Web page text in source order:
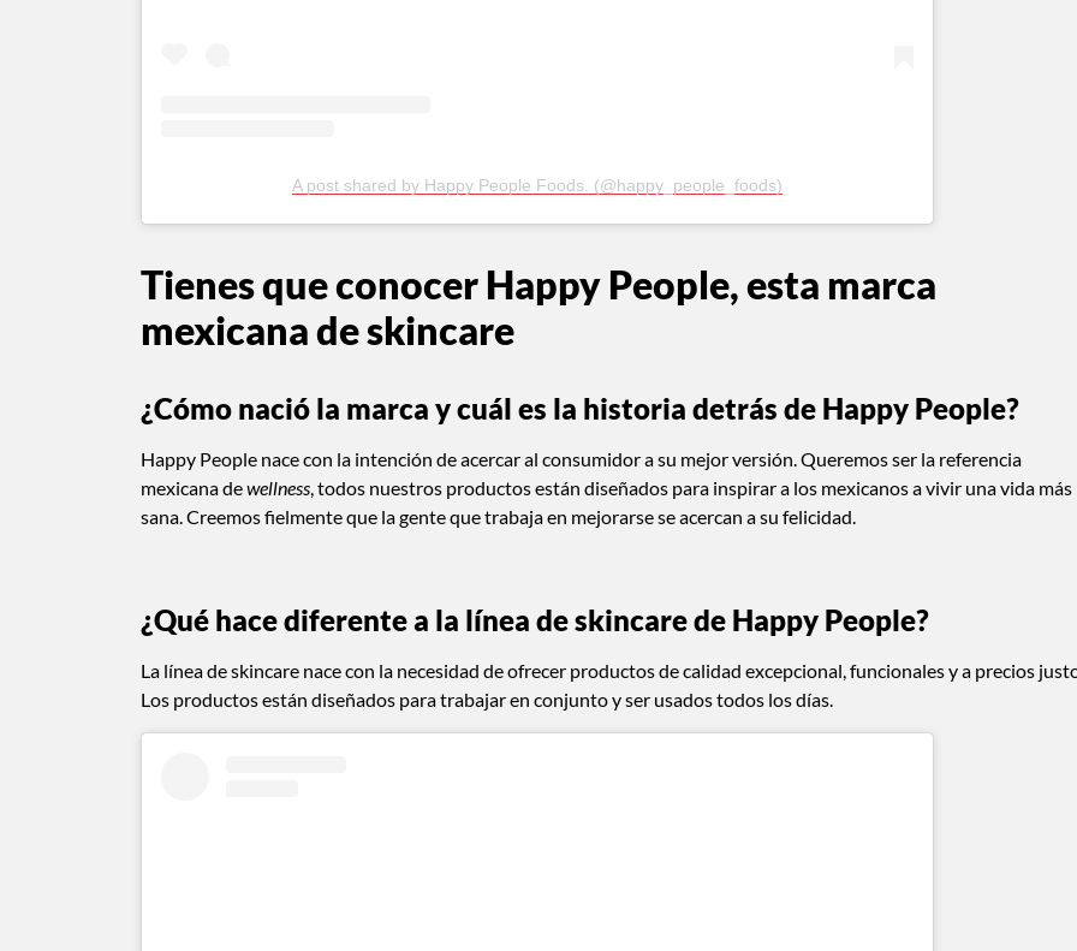
A post shared by Happy People Foods. (@happy_people_foods)
Tienes que conocer Happy People, esta marca
mexicana de skincare
¿Cómo nació la marca y cuál es la historia detrás de Happy People?
Happy People nace con la intención de acercar al consumidor a su mejor versión. Queremos ser la referencia
mexicana dewellness, todos nuestros productos están diseñados para inspirar a los mexicanos a vivir una vida más
sana. Creemos fielmente que la gente que trabaja en mejorarse se acercan a su felicidad.
¿Qué hace diferente a la línea de skincare de Happy People?
La línea de skincare nace con la necesidad de ofrecer productos de calidad excepcional, funcionales y a precios
Los productos están diseñados para trabajar en conjunto y ser usados todos los días.